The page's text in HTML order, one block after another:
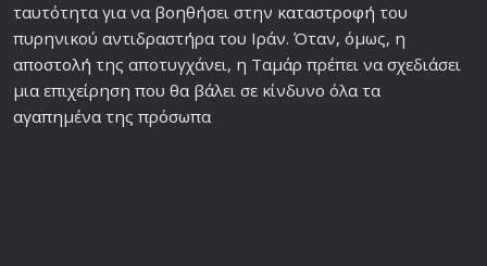
ταυτότητα για να βοηθήσει στην καταστροφή του
πυρηνικού αντιδραστήρα του Ιράν. Όταν, όμως, η
αποστολή της αποτυγχάνει, η Ταμάρ πρέπει να σχεδιάσει
μια επιχείρηση που θα βάλει σε κίνδυνο όλα τα
αγαπημένα της πρόσωπα